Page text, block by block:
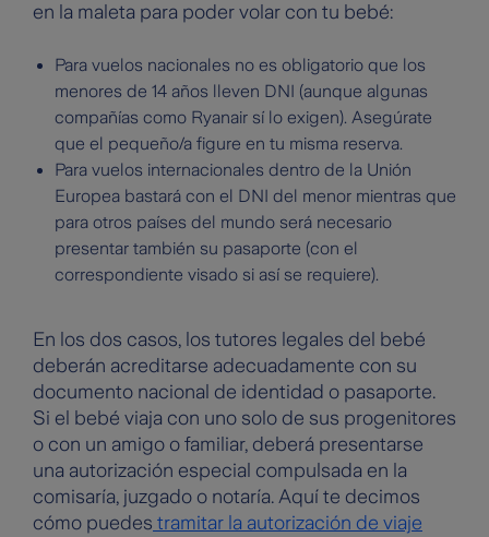
en la maleta para poder volar con tu bebé:
Para vuelos nacionales no es obligatorio que los
menores de 14 años lleven DNI (aunque algunas
compañías como Ryanair sí lo exigen). Asegúrate
que el pequeño/a figure en tu misma reserva.
Para vuelos internacionales dentro de la Unión
Europea bastará con el DNI del menor mientras que
para otros países del mundo será necesario
presentar también su pasaporte (con el
correspondiente visado si así se requiere).
En los dos casos, los tutores legales del bebé
deberán acreditarse adecuadamente con su
documento nacional de identidad o pasaporte.
Si el bebé viaja con uno solo de sus progenitores
o con un amigo o familiar, deberá presentarse
una autorización especial compulsada en la
comisaría, juzgado o notaría. Aquí te decimos
cómo puedes tramitar la autorización de viaje